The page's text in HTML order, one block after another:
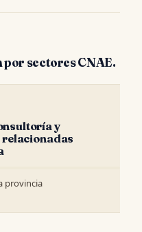
sectores CNAE.
y
provincia